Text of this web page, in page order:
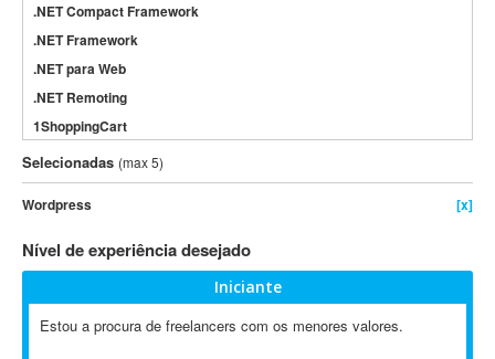
.NET Compact Framework
.NET Framework
.NET para Web
.NET Remoting
1ShoppingCart
3DS Max
3GSM
4D Dimension
802.11
A&P
A2Billing
Selecionadas (max 5)
Wordpress [x]
Nível de experiência desejado
Iniciante
Estou a procura de freelancers com os menores valores.